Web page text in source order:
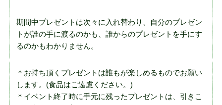
期間中プレゼントは次々に入れ替わり、自分のプレゼン
トが誰の手に渡るのかも、誰からのプレゼントを手にす
るのかもわかりません。
＊お持ち頂くプレゼントは誰もが楽しめるものでお願い
します。(食品はご遠慮ください。)
＊イベント終了時に手元に残ったプレゼントは、引きこ